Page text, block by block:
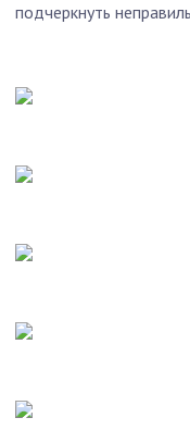
подчеркнуть